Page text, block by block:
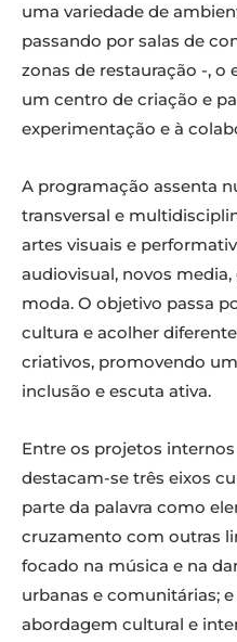
uma variedade de
passando por salas de
zonas de restauração -,
um centro de criação e
experimentação e à
A programação assenta
transversal e
artes visuais e
audiovisual, novos
moda. O objetivo passa
cultura e acolher
criativos, promovendo
inclusão e escuta ativa.
Entre os projetos
destacam-se três eixos
parte da palavra como
cruzamento com outras
focado na música e na
urbanas e comunitárias; e
abordagem cultural e